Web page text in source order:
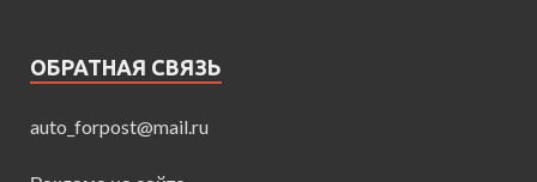
ОБРАТНАЯ СВЯЗЬ
auto_forpost@mail.ru